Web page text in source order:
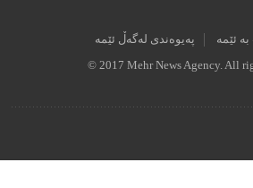
ئێمە پەیوەندی لەگەڵ ئێمە
© 2017 Mehr News Agency. All